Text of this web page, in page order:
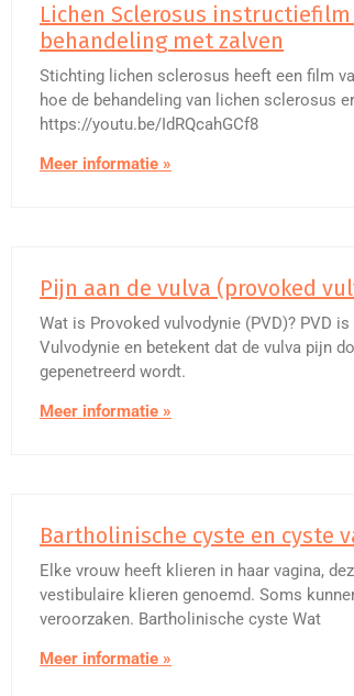
Lichen Sclerosus
behandeling met zalven
Stichting lichen sclerosus heeft een film
hoe de behandeling van lichen sclerosus
https://youtu.be/IdRQcahGCf8
Meer informatie »
Pijn aan de vulva (provoked
Wat is Provoked vulvodynie (PVD)? PVD
Vulvodynie en betekent dat de vulva pijn
gepenetreerd wordt.
Meer informatie »
Bartholinische cyste en cyste
Elke vrouw heeft klieren in haar vagina,
vestibulaire klieren genoemd. Soms
veroorzaken. Bartholinische cyste Wat
Meer informatie »